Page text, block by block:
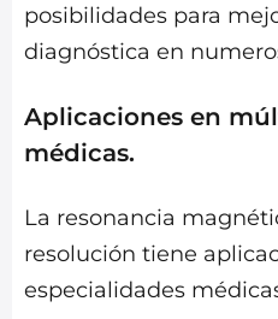
posibilidades para
diagnóstica en
Aplicaciones en
médicas.
La resonancia
resolución tiene
especialidades